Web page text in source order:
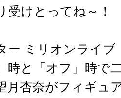
受けとってね～！
ー ミリオンライブ
時と「オフ」時で
月杏奈がフィギュ